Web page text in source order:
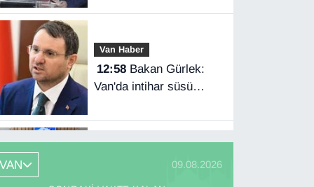
Van Haber
12:58Bakan Gürlek:
Van'da intihar süsü
VAN 09.08.2026